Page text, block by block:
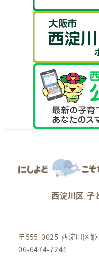
西淀川区 子
〒555-0025 西淀川区
06-6474-7245